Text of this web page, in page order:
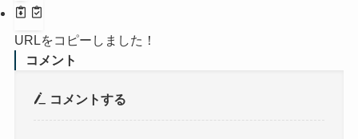
URLをコピーしました！
コメント
コメントする